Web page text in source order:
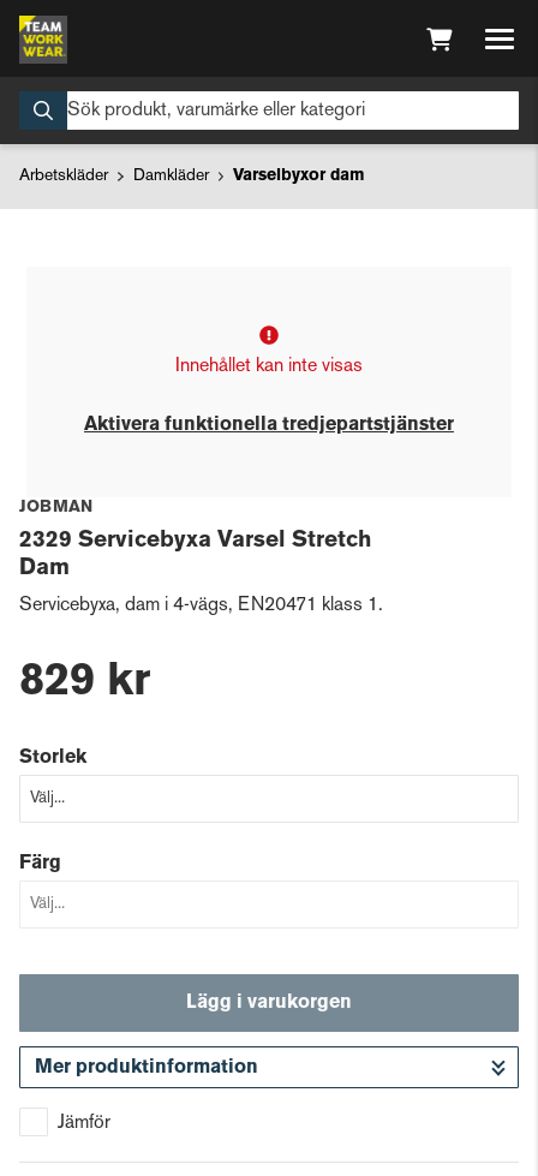
Arbetskläder Damkläder Varselbyxor dam
Innehållet kan inte visas
Aktivera funktionella tredjepartstjänster
JOBMAN
2329 Servicebyxa Varsel Stretch
Dam
Servicebyxa, dam i 4-vägs, EN20471 klass 1.
829 kr
Storlek
Färg
Lägg i varukorgen
Mer produktinformation
Jämför